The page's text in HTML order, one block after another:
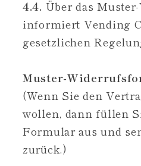
4.4. Über das
informiert Vending
gesetzlichen
Muster-
(Wenn Sie den
wollen, dann füllen
Formular aus und
zurück.)